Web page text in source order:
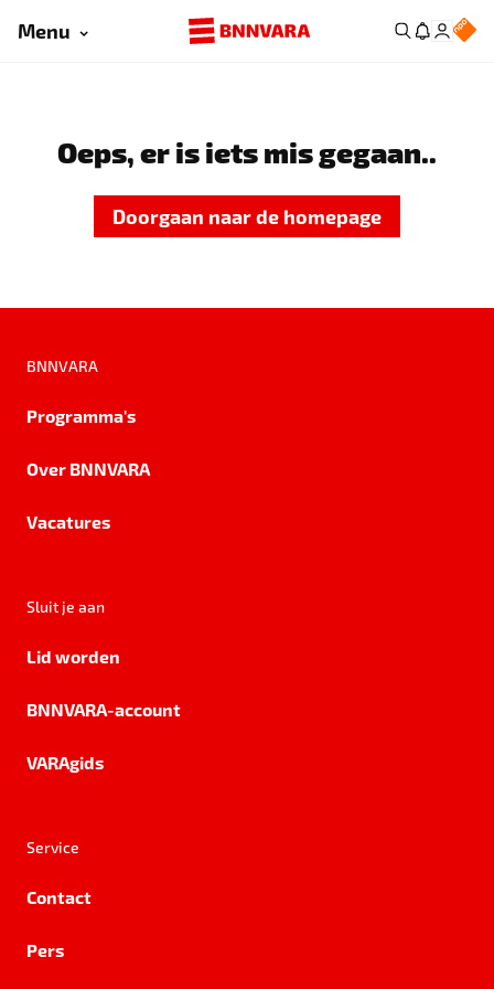
Menu
Oeps, er is iets mis gegaan..
Doorgaan naar de homepage
BNNVARA
Programma's
Over BNNVARA
Vacatures
Sluit je aan
Lid worden
BNNVARA-account
VARAgids
Service
Contact
Pers